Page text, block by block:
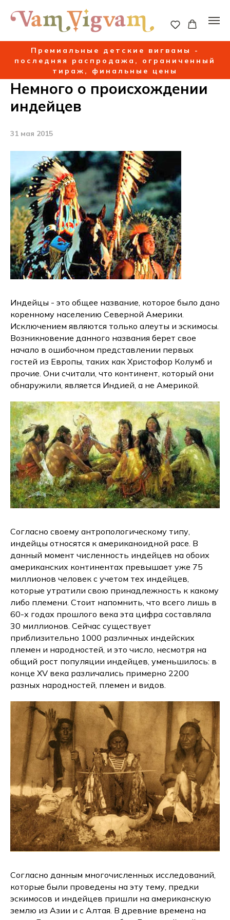
Премиальные детские вигвамы -
последняя распродажа, ограниченный
тираж, финальные цены
Немного о происхождении
индейцев
31 мая 2015
Индейцы - это общее название, которое было дано
коренному населению Северной Америки.
Исключением являются только алеуты и эскимосы.
Возникновение данного названия берет свое
начало в ошибочном представлении первых
гостей из Европы, таких как Христофор Колумб и
прочие. Они считали, что континент, который они
обнаружили, является Индией, а не Америкой.
Согласно своему антропологическому типу,
индейцы относятся к американоидной расе. В
данный момент численность индейцев на обоих
американских континентах превышает уже 75
миллионов человек с учетом тех индейцев,
которые утратили свою принадлежность к какому
либо племени. Стоит напомнить, что всего лишь в
60-х годах прошлого века эта цифра составляла
30 миллионов. Сейчас существует
приблизительно 1000 различных индейских
племен и народностей, и это число, несмотря на
общий рост популяции индейцев, уменьшилось: в
конце XV века различались примерно 2200
разных народностей, племен и видов.
Согласно данным многочисленных исследований,
которые были проведены на эту тему, предки
эскимосов и индейцев пришли на американскую
землю из Азии и с Алтая. В древние времена на